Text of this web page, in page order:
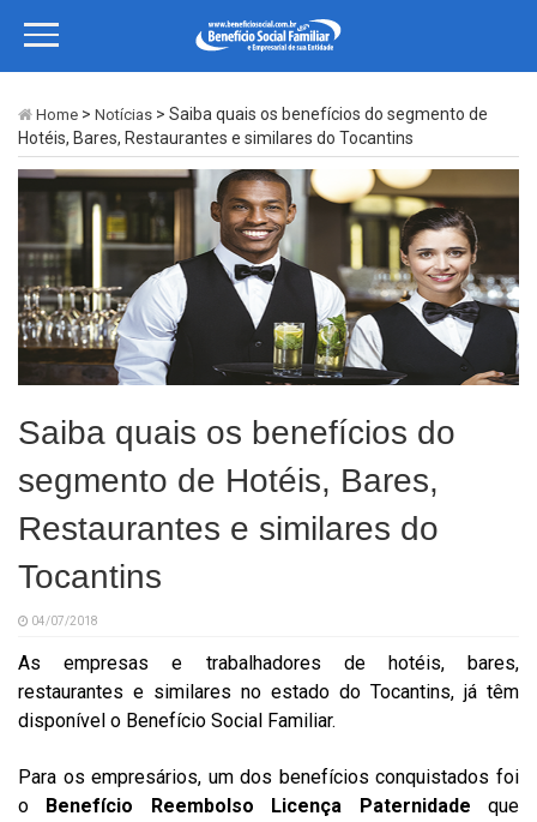
Home > Notícias > Saiba quais os benefícios do segmento de
Hotéis, Bares, Restaurantes e similares do Tocantins
Saiba quais os benefícios do
segmento de Hotéis, Bares,
Restaurantes e similares do
Tocantins
04/07/2018
As empresas e trabalhadores de hotéis, bares,
restaurantes e similares no estado do Tocantins, já têm
disponível o Benefício Social Familiar.
Para os empresários, um dos benefícios conquistados foi
o Benefício Reembolso Licença Paternidade que